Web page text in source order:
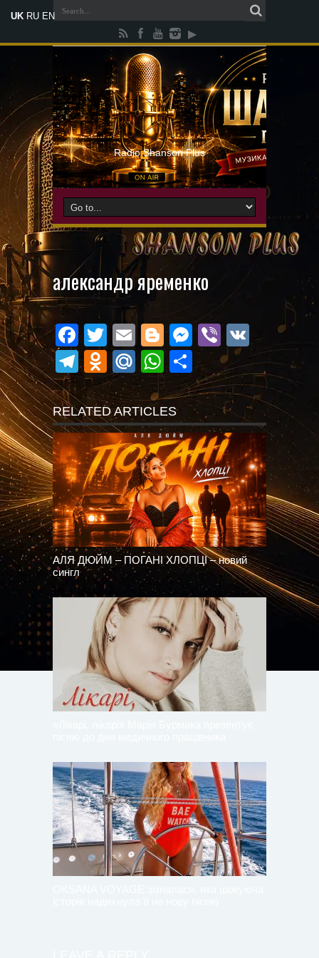
Radio Shanson Plus
александр яременко
Facebook
Twitter
EmailBlogger
Messenger
ViberVK
Telegram
Odnoklassniki
Mail.RuWhatsApp
Поділитися
RELATED ARTICLES
АЛЯ ДЮЙМ – ПОГАНІ ХЛОПЦІ – новий
сингл
UK RU EN